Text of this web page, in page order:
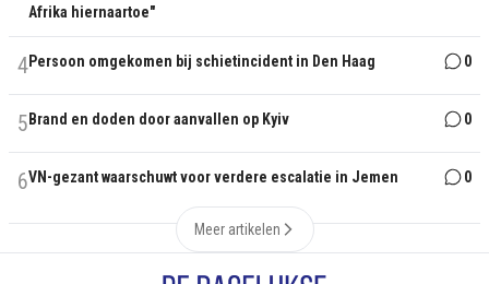
Afrika hiernaartoe"
4Persoon omgekomen bij schietincident in Den Haag 0
5 Brand en doden door aanvallen op Kyiv 0
6VN-gezant waarschuwt voor verdere escalatie in Jemen 0
Meer artikelen